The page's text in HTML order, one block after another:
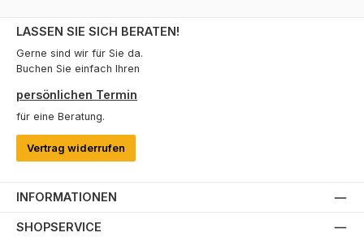
LASSEN SIE SICH BERATEN!
Gerne sind wir für Sie da.
Buchen Sie einfach Ihren
persönlichen Termin
für eine Beratung.
Vertrag widerrufen
INFORMATIONEN
SHOPSERVICE